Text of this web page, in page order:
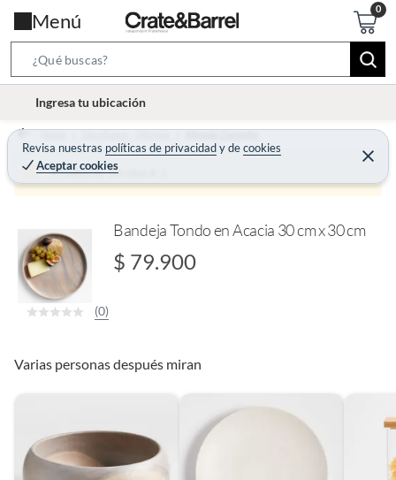
Menú
e
r
c
B
r
t
Ingresa tu ubicación
Revisa nuestras políticas de privacidadydecookies
Aceptar cookies
C
e
r
Home Decohogar - Menaje Menaje Comedor
Producto sin stock :(
Bandeja Tondo en Acacia 30 cm x 30 cm
$ 79.900
(0)
Varias personas después miran